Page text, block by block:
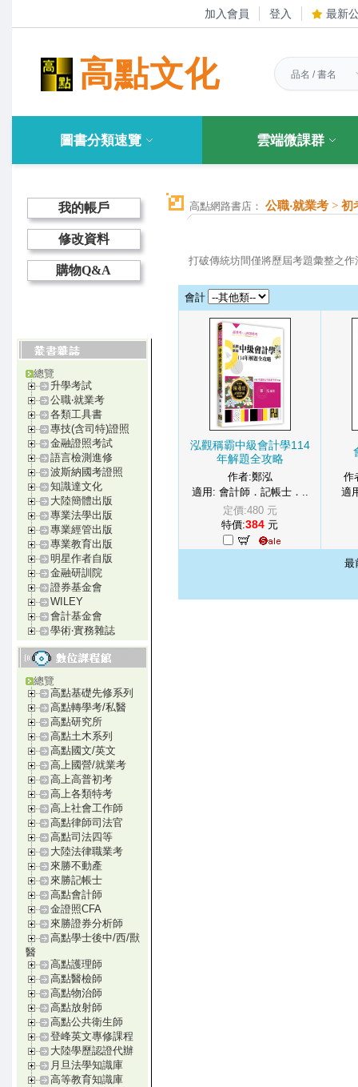
加入會員 登入 最新
高點文化
圖書分類速覽 雲端微課群
我的帳戶
修改資料
購物Q&A
總覽
升學考試
公職‧就業考
各類工具書
專技(含司特)證照
金融證照考試
語言檢測進修
波斯納國考證照
知識達文化
大陸簡體出版
專業法學出版
專業經管出版
專業教育出版
明星作者自版
金融研訓院
證券基金會
WILEY
會計基金會
學術‧實務雜誌
總覽
高點基礎先修系列
高點轉學考/私醫
高點研究所
高點土木系列
高點國文/英文
高上國營/就業考
高上高普初考
高上各類特考
高上社會工作師
高點律師司法官
高點司法四等
大陸法律職業考
來勝不動產
來勝記帳士
高點會計師
金證照CFA
來勝證券分析師
高點學士後中/西/獸
醫
高點護理師
高點醫檢師
高點物治師
高點放射師
高點公共衛生師
登峰英文專修課程
大陸學歷認證代辦
月旦法學知識庫
高等教育知識庫
高點網路書店： 公職‧就業考 > 初
打破傳統坊間僅將歷屆考題彙整之
會計
泓觀稱霸中級會計學114
年解題全攻略
作者:鄭泓
適用: 會計師．記帳士．..
定價:480 元
特價:384 元
作
適
最